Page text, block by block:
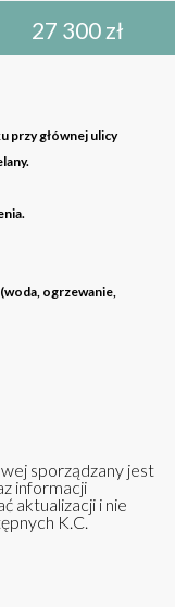
27 300 zł
przy głównej ulicy
ogrzewanie,
sporządzany jest
informacji
aktualizacji i nie
K.C.